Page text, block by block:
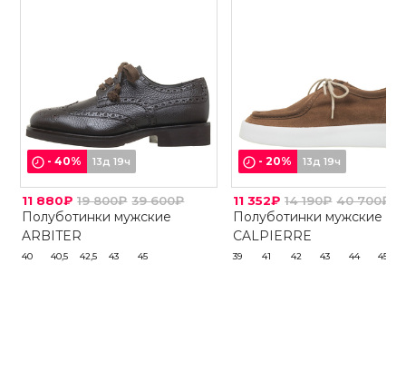
-40% 13д 19ч
11 880₽ 19 800₽ 39 600₽
Полуботинки мужские
ARBITER
40 40,5 42,5 43 45
-20% 13д 19ч
11 352₽ 14 190₽ 40 700₽
Полуботинки мужские
CALPIERRE
39 41 42 43 44 45